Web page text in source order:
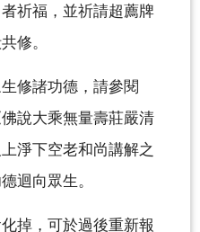
祈福，並祈請超薦牌
修。
修諸功德，請參閱
說大乘無量壽莊嚴清
淨下空老和尚講解之
迴向眾生。
掉，可於過後重新報